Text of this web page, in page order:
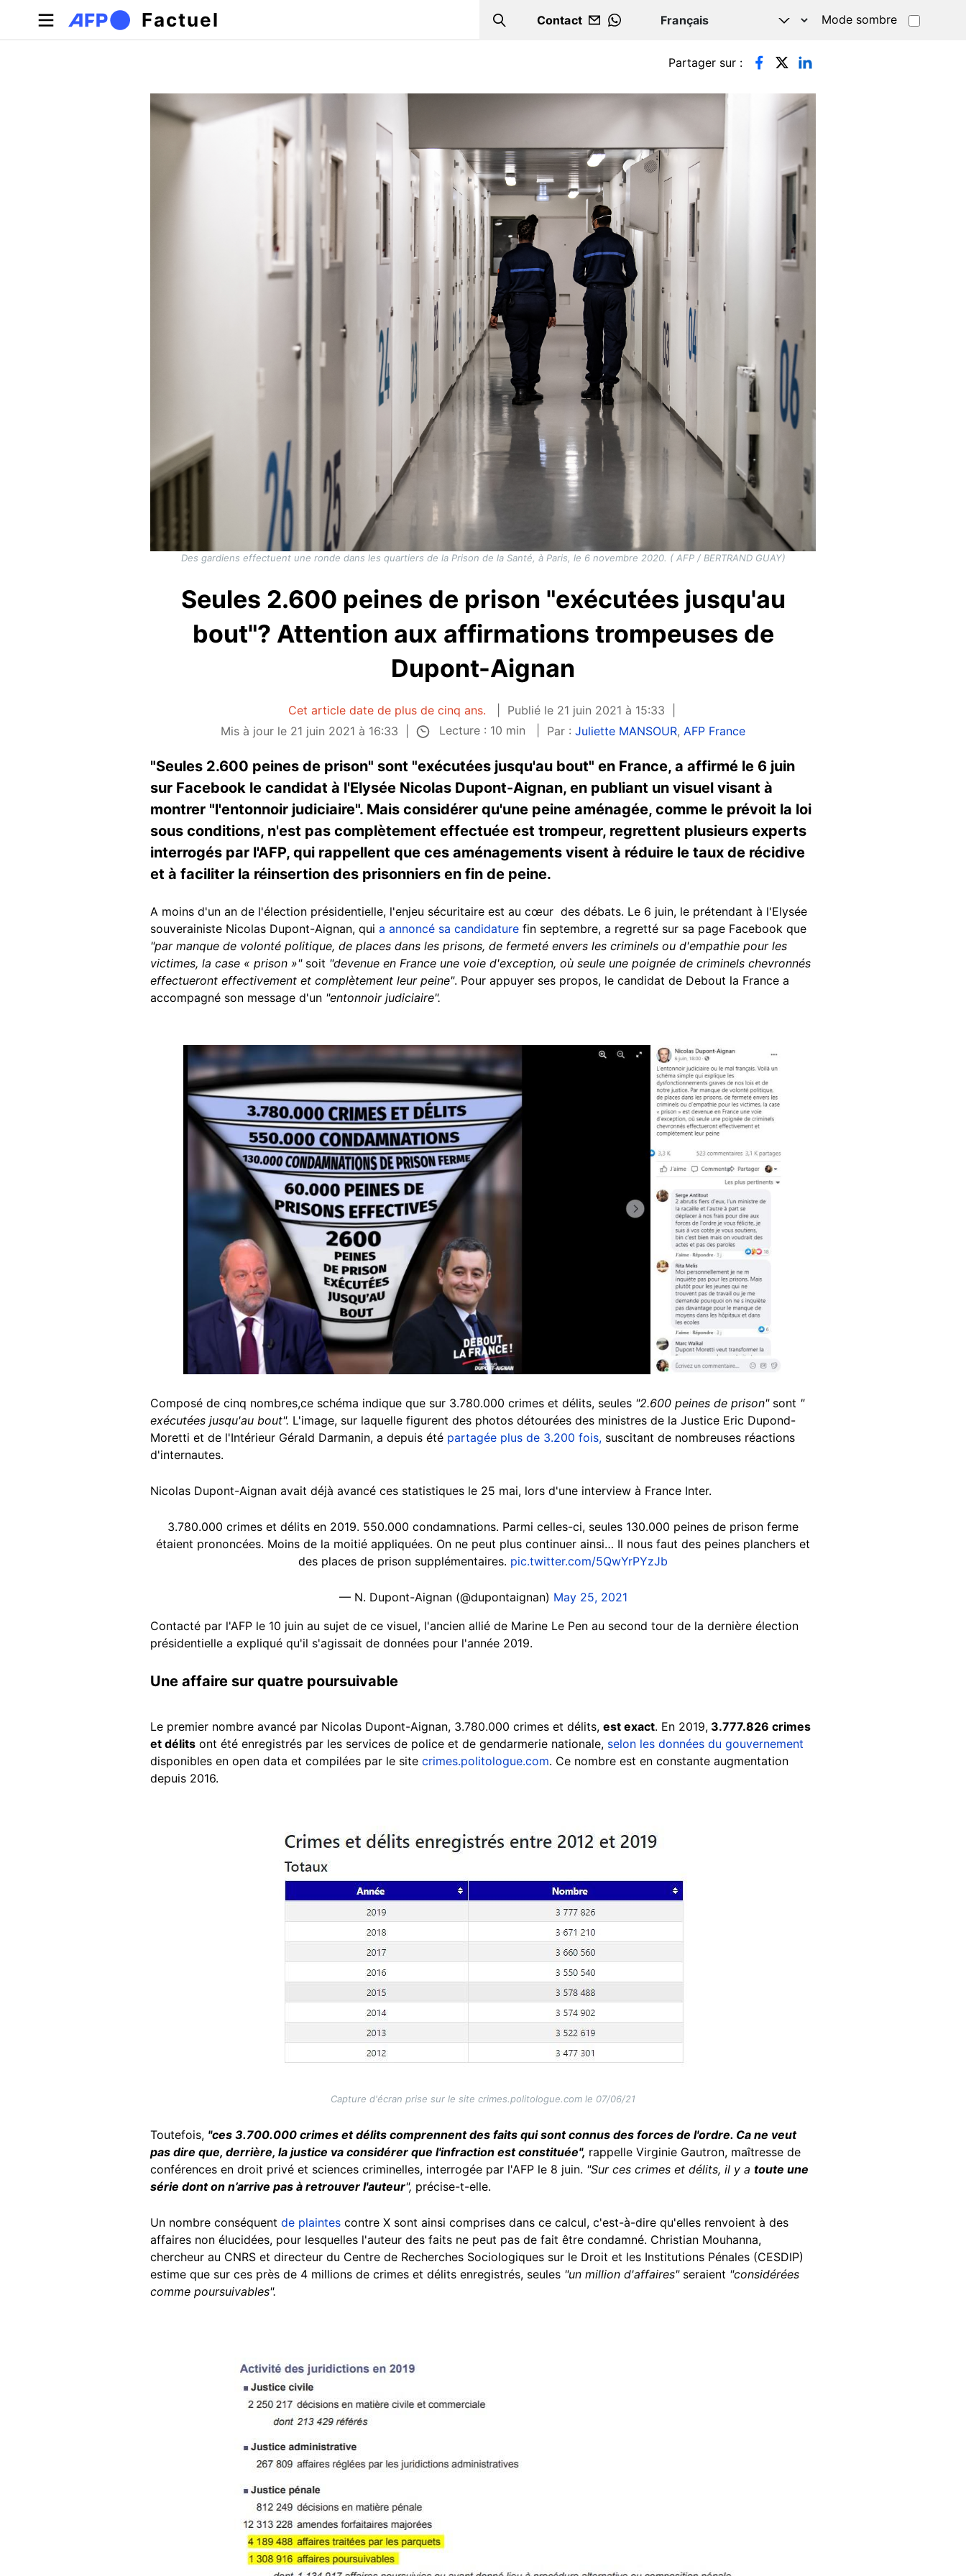
Aller au contenu principal
Factuel Search
Contact
WHATSAPP
Mode sombre
Onglets principaux Partager sur :
Des gardiens effectuent une ronde dans les quartiers de la Prison de la Santé, à Paris, le 6 novembre 2020. ( AFP / BERTRAND GUAY)
Seules 2.600 peines de prison "exécutées jusqu'au
bout"? Attention aux affirmations trompeuses de
Dupont-Aignan
Cet article date de plus de cinq ans.
Publié le 21 juin 2021 à 15:33
Mis à jour le 21 juin 2021 à 16:33
Lecture : 10 min Par : Juliette MANSOUR, AFP France
"Seules 2.600 peines de prison" sont "exécutées jusqu'au bout" en France, a affirmé le 6 juin
sur Facebook le candidat à l'Elysée Nicolas Dupont-Aignan, en publiant un visuel visant à
montrer "l'entonnoir judiciaire". Mais considérer qu'une peine aménagée, comme le prévoit la loi
sous conditions, n'est pas complètement effectuée est trompeur, regrettent plusieurs experts
interrogés par l'AFP, qui rappellent que ces aménagements visent à réduire le taux de récidive
et à faciliter la réinsertion des prisonniers en fin de peine.
A moins d'un an de l'élection présidentielle, l'enjeu sécuritaire est au cœur des débats. Le 6 juin, le prétendant à l'Elysée
souverainiste Nicolas Dupont-Aignan, qui a annoncé sa candidature fin septembre, a regretté sur sa page Facebook que
"par manque de volonté politique, de places dans les prisons, de fermeté envers les criminels ou d'empathie pour les
victimes, la case « prison »" soit "devenue en France une voie d'exception, où seule une poignée de criminels chevronnés
effectueront effectivement et complètement leur peine". Pour appuyer ses propos, le candidat de Debout la France a
accompagné son message d'un "entonnoir judiciaire".
Composé de cinq nombres,ce schéma indique que sur 3.780.000 crimes et délits, seules "2.600 peines de prison" sont "
exécutées jusqu'au bout". L'image, sur laquelle figurent des photos détourées des ministres de la Justice Eric Dupond-
Moretti et de l'Intérieur Gérald Darmanin, a depuis été partagée plus de 3.200 fois, suscitant de nombreuses réactions
d'internautes.
Nicolas Dupont-Aignan avait déjà avancé ces statistiques le 25 mai, lors d'une interview à France Inter.
3.780.000 crimes et délits en 2019. 550.000 condamnations. Parmi celles-ci, seules 130.000 peines de prison ferme
étaient prononcées. Moins de la moitié appliquées. On ne peut plus continuer ainsi… Il nous faut des peines planchers et
des places de prison supplémentaires. pic.twitter.com/5QwYrPYzJb
— N. Dupont-Aignan (@dupontaignan) May 25, 2021
Contacté par l'AFP le 10 juin au sujet de ce visuel, l'ancien allié de Marine Le Pen au second tour de la dernière élection
présidentielle a expliqué qu'il s'agissait de données pour l'année 2019.
Une affaire sur quatre poursuivable
Le premier nombre avancé par Nicolas Dupont-Aignan, 3.780.000 crimes et délits, est exact. En 2019, 3.777.826 crimes
et délits ont été enregistrés par les services de police et de gendarmerie nationale, selon les données du gouvernement
disponibles en open data et compilées par le site crimes.politologue.com. Ce nombre est en constante augmentation
depuis 2016.
Capture d'écran prise sur le site crimes.politologue.com le 07/06/21
Toutefois, "ces 3.700.000 crimes et délits comprennent des faits qui sont connus des forces de l'ordre. Ca ne veut
pas dire que, derrière, la justice va considérer que l'infraction est constituée", rappelle Virginie Gautron, maîtresse de
conférences en droit privé et sciences criminelles, interrogée par l'AFP le 8 juin. "Sur ces crimes et délits, il y a toute une
série dont on n’arrive pas à retrouver l'auteur", précise-t-elle.
Un nombre conséquent de plaintes contre X sont ainsi comprises dans ce calcul, c'est-à-dire qu'elles renvoient à des
affaires non élucidées, pour lesquelles l'auteur des faits ne peut pas de fait être condamné. Christian Mouhanna,
chercheur au CNRS et directeur du Centre de Recherches Sociologiques sur le Droit et les Institutions Pénales (CESDIP)
estime que sur ces près de 4 millions de crimes et délits enregistrés, seules "un million d'affaires"seraient "considérées
comme poursuivables".